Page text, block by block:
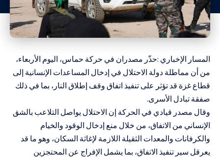
المسار الإخباري :حذّر مصدران في حركة حماس، اليوم الأربعاء،
من أن مماطلة دولة الاحتلال في إدخال المساعدات الإنسانية إلى
قطاع غزة قد تؤثر على تنفيذ اتفاق وقف إطلاق النار، بما في ذلك
صفقة تبادل الأسرى.
وقال مصدر قيادي في الحركة إن الاحتلال يواصل التلاعب بالشق
الإنساني من الاتفاق، من خلال منع إدخال الوقود والخيام
والكرفانات والمعدات الثقيلة اللازمة لإغاثة السكان، وهو ما قد
يعرقل سير تنفيذ الاتفاق، بما يشمل الإفراج عن المحتجزين